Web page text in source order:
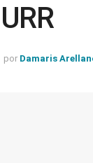
por Damaris